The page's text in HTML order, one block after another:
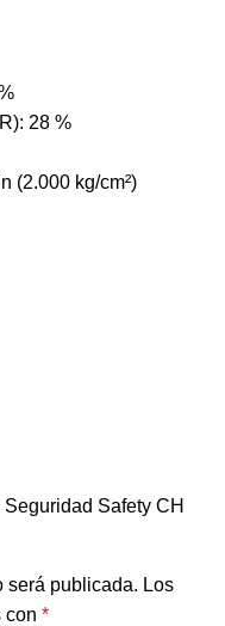
28 %
(2.000 kg/cm²)
Safety CH
será publicada. Los
con *